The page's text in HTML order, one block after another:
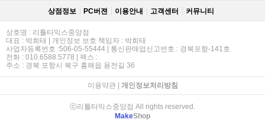
상점정보 PC버젼 이용안내 고객센터 커뮤니티
상호명 : 리틀타익스중앙점
대표 : 박희태 | 개인정보 보호 책임자 : 박희태
사업자등록번호 :506-05-55444 | 통신판매업신고번호 : 경북포항-141호
전화 : 010.6588.5778 | 팩스 :
주소 : 경북 포항시 북구 흥해읍 용전길 36
이용약관| 개인정보처리방침
ⓒ리틀타익스중앙점 All rights reserved.
MakeShop